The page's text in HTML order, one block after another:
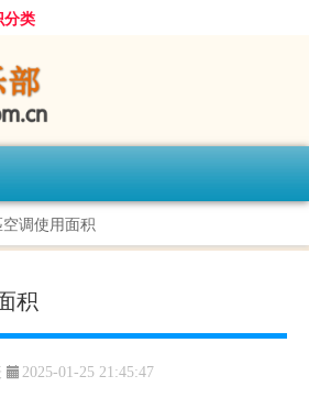
分类
调使用面积
积
2025-01-25 21:45:47